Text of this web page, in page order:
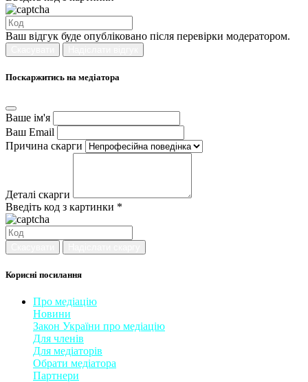
Ваш відгук буде опубліковано після перевірки модератором.
Поскаржитись на медіатора
Ваше ім'я
Ваш Email
Причина скарги
Деталі скарги
Введіть код з картинки *
Корисні посилання
Про медіацію
Новини
Закон України про медіаці​ю
Для членів
Для медіаторів
Обрати медіатора
Партнери